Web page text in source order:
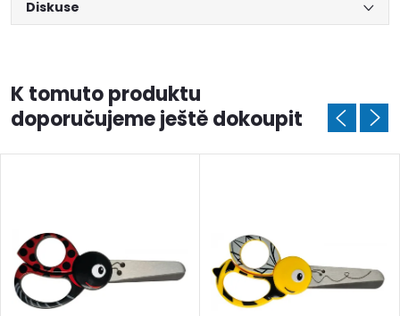
Diskuse
K tomuto produktu
doporučujeme ještě dokoupit